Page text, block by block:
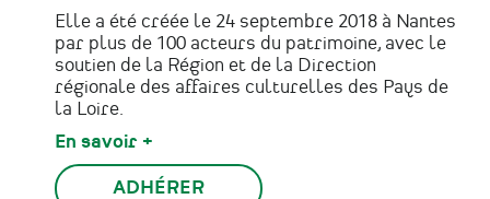
Elle a été créée le 24 septembre 2018 à Nantes
par plus de 100 acteurs du patrimoine, avec le
soutien de la Région et de la Direction
régionale des affaires culturelles des Pays de
la Loire.
En savoir +
ADHÉRER